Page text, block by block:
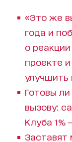
«Это же
года и
о
проекте
улучшить
Готовы
вызову:
Клуба 1%
Заставят